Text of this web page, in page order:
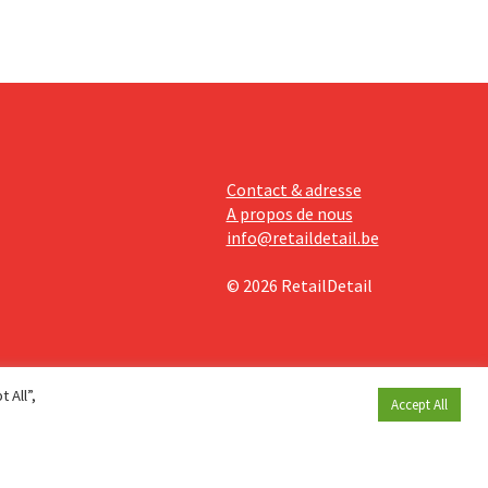
Contact & adresse
A propos de nous
info@retaildetail.be
© 2026 RetailDetail
All”,
Accept All